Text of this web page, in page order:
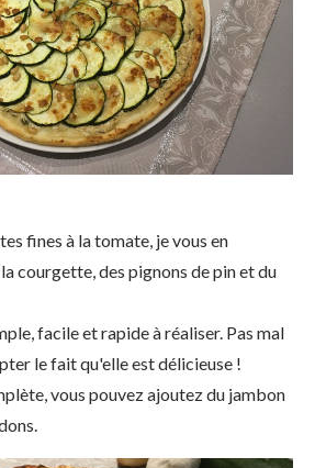
fines à la tomate, je vous en
courgette, des pignons de pin et du
facile et rapide à réaliser. Pas mal
le fait qu'elle est délicieuse !
vous pouvez ajoutez du jambon